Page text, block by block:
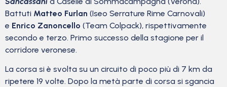
Battuti Matteo Furlan (Iseo Serrature Rime Carnovali)
e Enrico Zanoncello (Team Colpack), rispettivamente
secondo e terzo. Primo successo della stagione per il
corridore veronese.
La corsa si è svolta su un circuito di poco più di 7 km da
ripetere 19 volte. Dopo la metà parte di corsa si sgancia